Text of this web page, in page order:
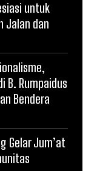
untuk
Jalan dan
B. Rumpaidus
Bendera
Gelar Jum’at